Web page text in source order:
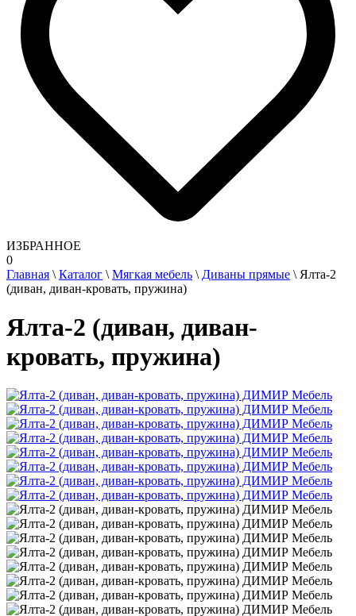
ИЗБРАННОЕ
0
Главная \ Каталог \ Мягкая мебель \ Диваны прямые \ Ялта-2
(диван, диван-кровать, пружина)
Ялта-2 (диван, диван-
кровать, пружина)